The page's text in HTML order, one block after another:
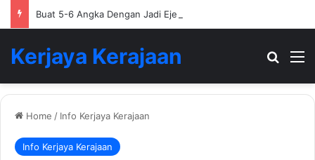
Buat 5-6 Angka Dengan Jadi Ejen Hartanah
Kerjaya Kerajaan
Home / Info Kerjaya Kerajaan
Info Kerjaya Kerajaan